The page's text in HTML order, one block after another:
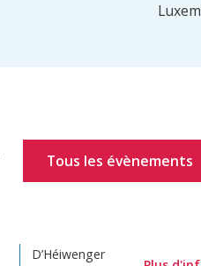
Tous les évènements
D’Héiwenger